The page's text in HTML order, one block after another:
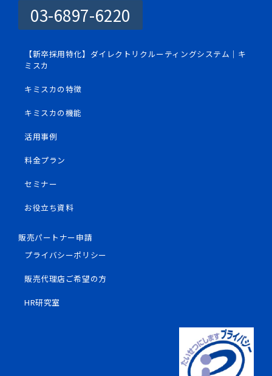
03-6897-6220
【新卒採用特化】ダイレクトリクルーティングシステム｜キ
ミスカ
キミスカの特徴
キミスカの機能
活用事例
料金プラン
セミナー
お役立ち資料
販売パートナー申請
プライバシーポリシー
販売代理店ご希望の方
HR研究室